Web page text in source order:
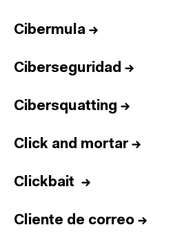
Cibermula →
Ciberseguridad →
Cibersquatting →
Click and mortar→
Clickbait →
Cliente de correo →